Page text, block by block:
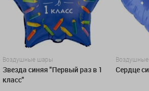
Воздушные шары
Звезда синяя "Первый раз в 1
класс"
Сердце